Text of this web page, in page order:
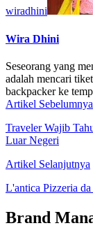
wiradhini
Wira Dhini
Seseorang yang
adalah mencari
backpacker ke
Artikel Sebelumnya
Traveler Wajib
Luar Negeri
Artikel Selanjutnya
L'antica Pizzeria
Brand